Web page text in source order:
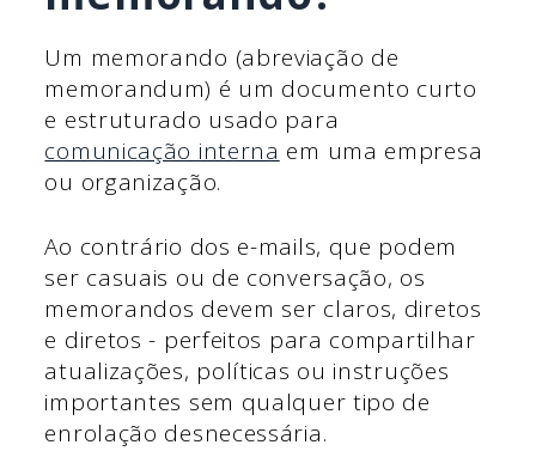
Um memorando (abreviação de
memorandum) é um documento curto
e estruturado usado para
comunicação interna em uma empresa
ou organização.
Ao contrário dos e-mails, que podem
ser casuais ou de conversação, os
memorandos devem ser claros, diretos
e diretos - perfeitos para compartilhar
atualizações, políticas ou instruções
importantes sem qualquer tipo de
enrolação desnecessária.